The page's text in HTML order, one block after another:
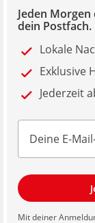
Jeden
dein Postfach.
Lokale
Exklusive
Jederzeit
Mit deiner